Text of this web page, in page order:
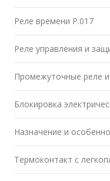
Реле времени Р.017
Реле управления и
Промежуточные реле
Блокировка
Назначение и
Термоконтакт с